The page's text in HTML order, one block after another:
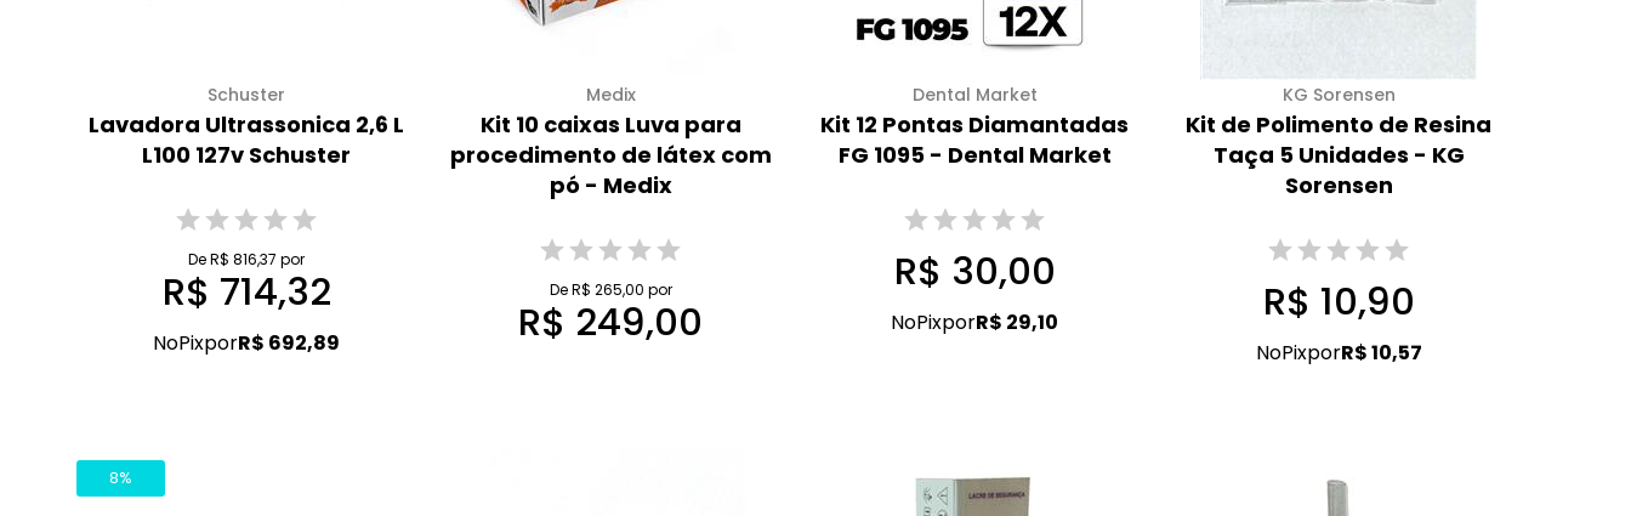
Schuster
Lavadora Ultrassonica 2,6 L
L100 127v Schuster
De R$ 816,37 por
R$ 714,32
NoPixporR$ 692,89
Medix
Kit 10 caixas Luva para
procedimento de látex com
pó - Medix
De R$ 265,00 por
R$ 249,00
Dental Market
Kit 12 Pontas Diamantadas
FG 1095 - Dental Market
R$ 30,00
NoPixporR$ 29,10
KG Sorensen
Kit de Polimento de Resina
Taça 5 Unidades - KG
Sorensen
R$ 10,90
NoPixporR$ 10,57
8%